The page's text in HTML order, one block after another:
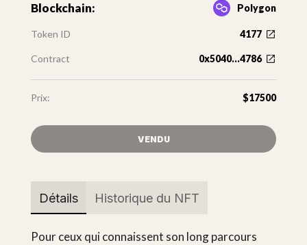
Blockchain: Polygon
Token ID 4177
Contract 0x5040...4786
Prix: $17500
VENDU
Détails Historique du NFT
Pour ceux qui connaissent son long parcours